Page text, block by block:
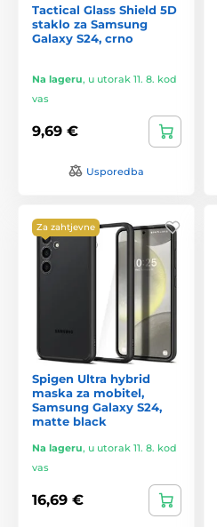
Tactical Glass Shield 5D
staklo za Samsung
Galaxy S24, crno
Na lageru, u utorak 11. 8. kod
vas
9,69 €
Usporedba
Za zahtjevne
Spigen Ultra hybrid
maska za mobitel,
Samsung Galaxy S24,
matte black
Na lageru, u utorak 11. 8. kod
vas
16,69 €